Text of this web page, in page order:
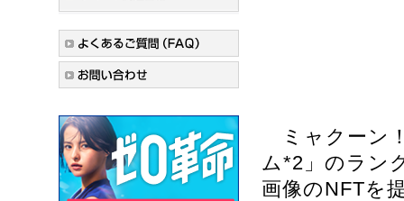
ミャクーン
ム*2」のラン
画像のNFTを